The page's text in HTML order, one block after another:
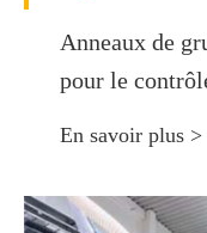
Anneaux de
pour le
En savoir plus >